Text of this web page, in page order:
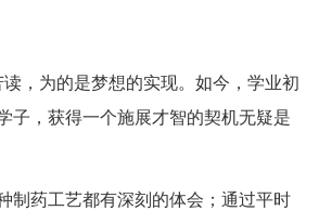
，为的是梦想的实现。如今，学业初
子，获得一个施展才智的契机无疑是
药工艺都有深刻的体会；通过平时